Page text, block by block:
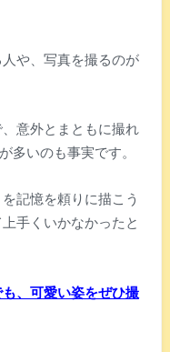
や、写真を撮るのが
意外とまともに撮れ
多いのも事実です。
記憶を頼りに描こう
手くいかなかったと
、可愛い姿をぜひ撮